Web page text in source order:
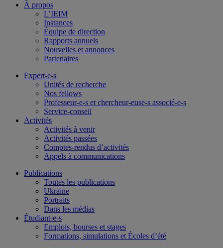
À propos
L’IEIM
Instances
Équipe de direction
Rapports annuels
Nouvelles et annonces
Partenaires
Expert-e-s
Unités de recherche
Nos fellows
Professeur-e-s et chercheur-euse-s associé-e-s
Service-conseil
Activités
Activités à venir
Activités passées
Comptes-rendus d’activités
Appels à communications
Publications
Toutes les publications
Ukraine
Portraits
Dans les médias
Étudiant-e-s
Emplois, bourses et stages
Formations, simulations et Écoles d’été